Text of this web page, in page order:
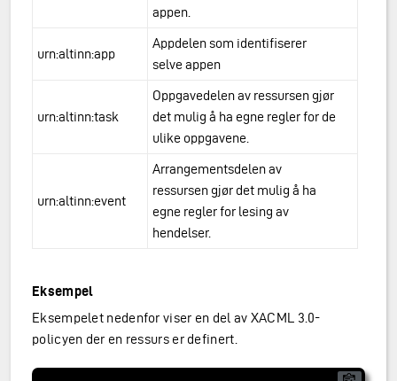
appen.
urn:altinn:app
Appdelen som identifiserer
selve appen
urn:altinn:task
Oppgavedelen av ressursen gjør
det mulig å ha egne regler for de
ulike oppgavene.
urn:altinn:event
Arrangementsdelen av
ressursen gjør det mulig å ha
egne regler for lesing av
hendelser.
Eksempel
Eksempelet nedenfor viser en del av XACML 3.0-
policyen der en ressurs er definert.